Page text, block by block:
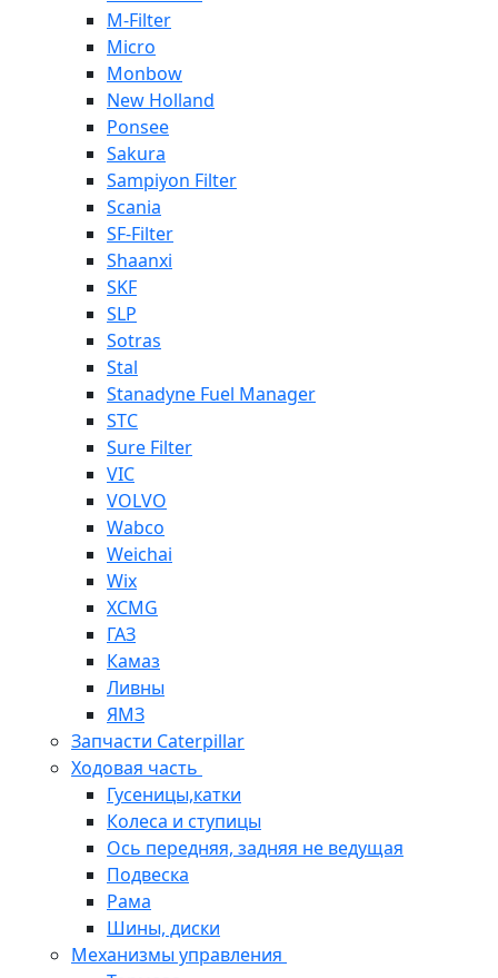
M-Filter
Micro
Monbow
New Holland
Ponsee
Sakura
Sampiyon Filter
Scania
SF-Filter
Shaanxi
SKF
SLP
Sotras
Stal
Stanadyne Fuel Manager
STC
Sure Filter
VIC
VOLVO
Wabco
Weichai
Wix
XCMG
ГАЗ
Камаз
Ливны
ЯМЗ
Запчасти Caterpillar
Ходовая часть
Гусеницы,катки
Колеса и ступицы
Ось передняя, задняя не ведущая
Подвеска
Рама
Шины, диски
Механизмы управления